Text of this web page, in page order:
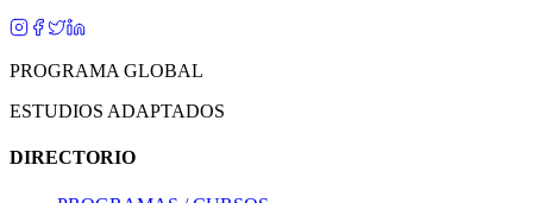
PROGRAMA GLOBAL
ESTUDIOS ADAPTADOS
DIRECTORIO